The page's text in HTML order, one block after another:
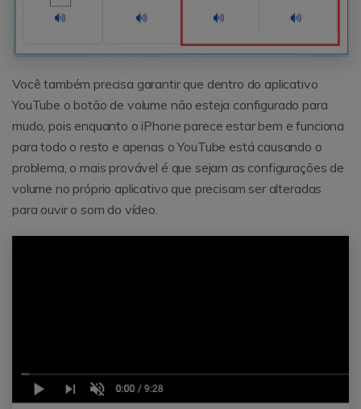
Você também precisa garantir que dentro do aplicativo
YouTube o botão de volume não esteja configurado para
mudo, pois enquanto o iPhone parece estar bem e funciona
para todo o resto e apenas o YouTube está causando o
problema, o mais provável é que sejam as configurações de
volume no próprio aplicativo que precisam ser alteradas
para ouvir o som do vídeo.